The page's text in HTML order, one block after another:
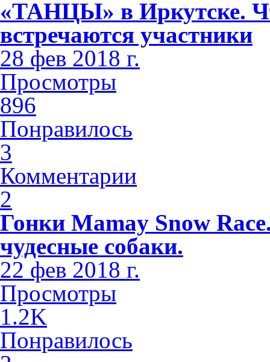
«ТАНЦЫ» в Иркутске.
встречаются участники
28 фев 2018 г.
Просмотры
896
Понравилось
3
Комментарии
2
Гонки Mamay Snow
чудесные собаки.
22 фев 2018 г.
Просмотры
1.2K
Понравилось